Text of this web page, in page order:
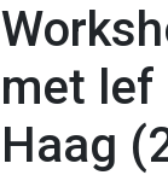
met lef
Haag